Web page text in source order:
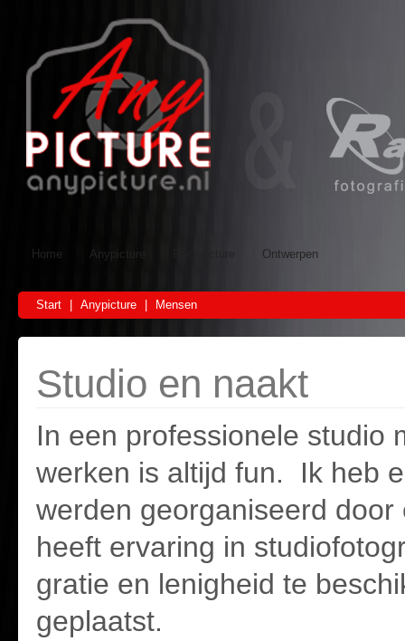
Home Anypicture Ontwerpen
Start Anypicture Mensen
Studio en naakt
In een professionele studio
werken is altijd fun. Ik heb
werden georganiseerd
heeft ervaring in
gratie en lenigheid te
geplaatst.